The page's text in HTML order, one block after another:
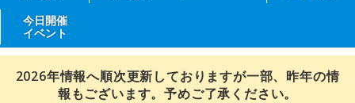
今日開催
イベント
2026年情報へ順次更新しておりますが一部、昨年の情
報もございます。予めご了承ください。